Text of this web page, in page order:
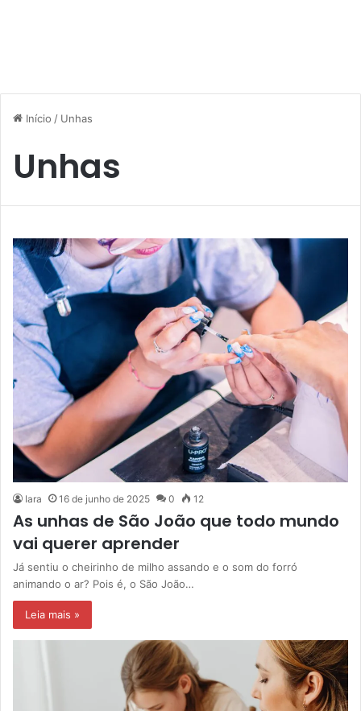
Início / Unhas
Unhas
Iara 16 de junho de 2025 0 12
As unhas de São João que todo mundo
vai querer aprender
Já sentiu o cheirinho de milho assando e o som do forró
animando o ar? Pois é, o São João…
Leia mais »